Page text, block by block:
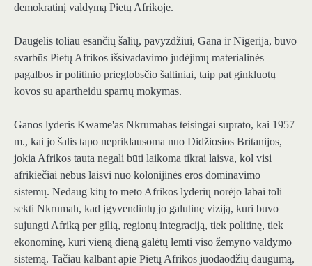
demokratinį valdymą Pietų Afrikoje.
Daugelis toliau esančių šalių, pavyzdžiui, Gana ir Nigerija, buvo
svarbūs Pietų Afrikos išsivadavimo judėjimų materialinės
pagalbos ir politinio prieglobsčio šaltiniai, taip pat ginkluotų
kovos su apartheidu sparnų mokymas.
Ganos lyderis Kwame'as Nkrumahas teisingai suprato, kai 1957
m., kai jo šalis tapo nepriklausoma nuo Didžiosios Britanijos,
jokia Afrikos tauta negali būti laikoma tikrai laisva, kol visi
afrikiečiai nebus laisvi nuo kolonijinės eros dominavimo
sistemų. Nedaug kitų to meto Afrikos lyderių norėjo labai toli
sekti Nkrumah, kad įgyvendintų jo galutinę viziją, kuri buvo
sujungti Afriką per gilią, regionų integraciją, tiek politinę, tiek
ekonominę, kuri vieną dieną galėtų lemti viso žemyno valdymo
sistemą. Tačiau kalbant apie Pietų Afrikos juodaodžių daugumą,